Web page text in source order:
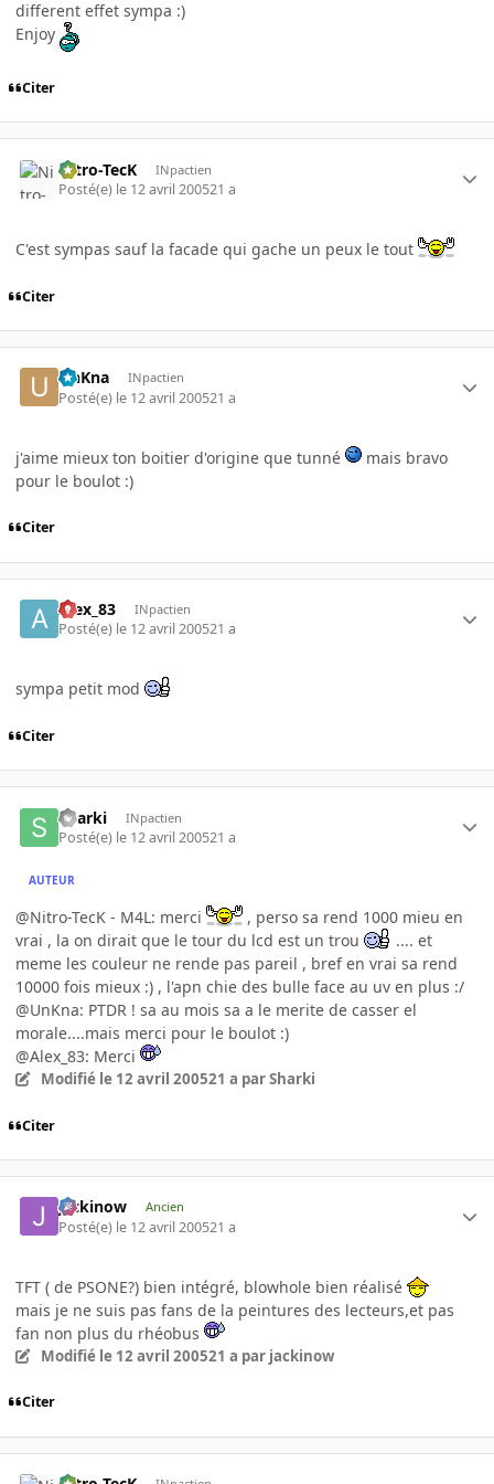
different effet sympa :)
Enjoy
Citer
Nitro-TecK INpactien
Posté(e) le 12 avril 200521 a
C'est sympas sauf la facade qui gache un peux le tout
Citer
UnKna INpactien
Posté(e) le 12 avril 200521 a
j'aime mieux ton boitier d'origine que tunné
mais bravo
pour le boulot :)
Citer
Alex_83 INpactien
Posté(e) le 12 avril 200521 a
sympa petit mod
Citer
Sharki INpactien
Posté(e) le 12 avril 200521 a
AUTEUR
@Nitro-TecK - M4L: merci
, perso sa rend 1000 mieu en
vrai , la on dirait que le tour du lcd est un trou
.... et
meme les couleur ne rende pas pareil , bref en vrai sa rend
10000 fois mieux :) , l'apn chie des bulle face au uv en plus :/
@UnKna: PTDR ! sa au mois sa a le merite de casser el
morale....mais merci pour le boulot :)
@Alex_83: Merci
Modifié le 12 avril 200521 a par Sharki
Citer
jackinow Ancien
Posté(e) le 12 avril 200521 a
TFT ( de PSONE?) bien intégré, blowhole bien réalisé
mais je ne suis pas fans de la peintures des lecteurs,et pas
fan non plus du rhéobus
Modifié le 12 avril 200521 a par jackinow
Citer